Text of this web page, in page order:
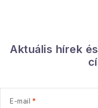
Aktuális hírek
E-mail